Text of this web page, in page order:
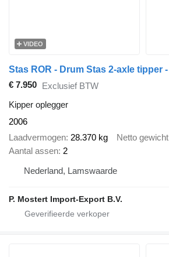
VIDEO
€ 7.950 Exclusief BTW
Kipper oplegger
2006
Laadvermogen 28.370 kg Netto gewicht
Aantal assen 2
Nederland, Lamswaarde
P. Mostert Import-Export B.V.